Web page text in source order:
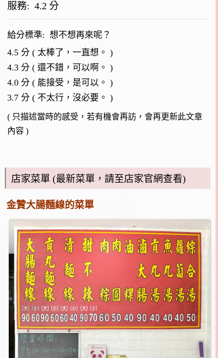
服務: 4.2 分
給分標準: 想不想再來呢？
4.5 分 ( 太棒了，一直想。 )
4.3 分 ( 還不錯，可以啊。 )
4.0 分 ( 能接受，是可以。 )
3.7 分 ( 不太行，沒必要。 )
( 只描述當時的感受，若有機會再訪，會再更新此文章
內容 )
店家菜單 (最新菜單，請至店家官網查看)
金贊大腸麵線的菜單